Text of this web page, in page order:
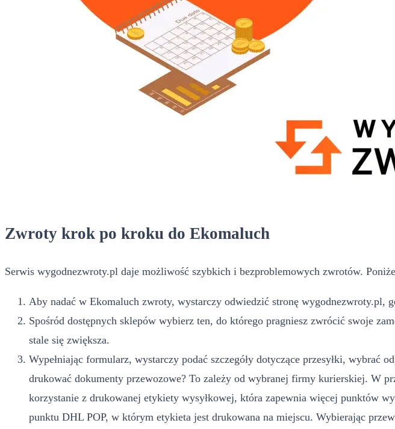
Zwroty krok po kroku do Ekomaluch
Serwis wygodnezwroty.pl daje możliwość szybkich i bezproblemowych zwrotów.
Aby nadać w Ekomaluch zwroty, wystarczy odwiedzić stronę wygodnezwroty.pl,
Spośród dostępnych sklepów wybierz ten, do którego pragniesz zwrócić swoje
stale się zwiększa.
Wypełniając formularz, wystarczy podać szczegóły dotyczące przesyłki, wybrać
drukować dokumenty przewozowe? To zależy od wybranej firmy kurierskiej. W
korzystanie z drukowanej etykiety wysyłkowej, która zapewnia więcej punktów
punktu DHL POP, w którym etykieta jest drukowana na miejscu. Wybierając